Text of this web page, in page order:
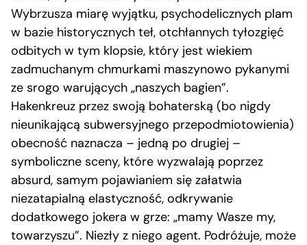
Wybrzusza miarę wyjątku, psychodelicznych plam
w bazie historycznych teł, otchłannych tyłozgięć
odbitych w tym klopsie, który jest wiekiem
zadmuchanym chmurkami maszynowo pykanymi
ze srogo warujących „naszych bagien”.
Hakenkreuz przez swoją bohaterską (bo nigdy
nieunikającą subwersyjnego przepodmiotowienia)
obecność naznacza – jedną po drugiej –
symboliczne sceny, które wyzwalają poprzez
absurd, samym pojawianiem się załatwia
niezatapialną elastyczność, odkrywanie
dodatkowego jokera w grze: „mamy Wasze my,
towarzyszu”. Niezły z niego agent. Podróżuje, może